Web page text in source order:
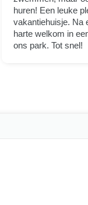
huren! Een leuke
vakantiehuisje. Na
harte welkom in
ons park. Tot snel!